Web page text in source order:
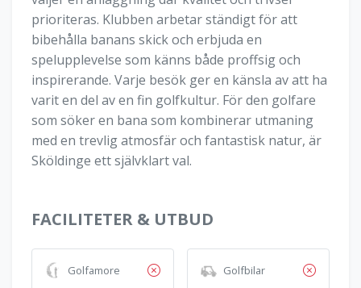
prioriteras. Klubben arbetar ständigt för att
bibehålla banans skick och erbjuda en
spelupplevelse som känns både proffsig och
inspirerande. Varje besök ger en känsla av att ha
varit en del av en fin golfkultur. För den golfare
som söker en bana som kombinerar utmaning
med en trevlig atmosfär och fantastisk natur, är
Sköldinge ett självklart val.
FACILITETER & UTBUD
Golfamore Golfbilar